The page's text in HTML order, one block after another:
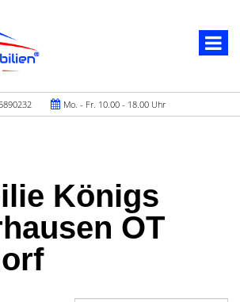
Mo. - Fr. 10.00 - 18.00 Uhr
Königs
OT